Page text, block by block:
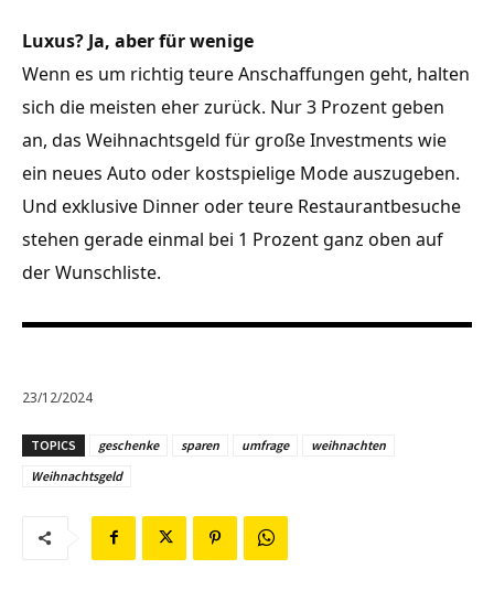
Luxus? Ja, aber für wenige
Wenn es um richtig teure Anschaffungen geht, halten
sich die meisten eher zurück. Nur 3 Prozent geben
an, das Weihnachtsgeld für große Investments wie
ein neues Auto oder kostspielige Mode auszugeben.
Und exklusive Dinner oder teure Restaurantbesuche
stehen gerade einmal bei 1 Prozent ganz oben auf
der Wunschliste.
23/12/2024
TOPICS geschenke sparen umfrage
weihnachten
Weihnachtsgeld